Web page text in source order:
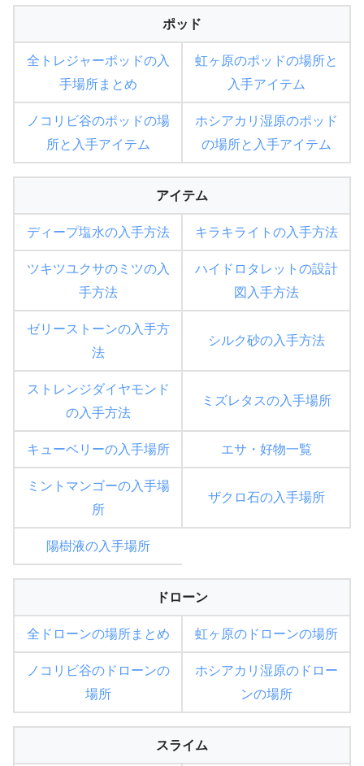
ポッド
全トレジャーポッドの入
手場所まとめ
虹ヶ原のポッドの場所と
入手アイテム
ノコリビ谷のポッドの場
所と入手アイテム
ホシアカリ湿原のポッド
の場所と入手アイテム
アイテム
ディープ塩水の入手方法 キラキライトの入手方法
ツキツユクサのミツの入
手方法
ハイドロタレットの設計
図入手方法
ゼリーストーンの入手方
法
シルク砂の入手方法
ストレンジダイヤモンド
の入手方法
ミズレタスの入手場所
キューベリーの入手場所 エサ・好物一覧
ミントマンゴーの入手場
所
ザクロ石の入手場所
陽樹液の入手場所
ドローン
全ドローンの場所まとめ 虹ヶ原のドローンの場所
ノコリビ谷のドローンの
場所
ホシアカリ湿原のドロー
ンの場所
スライム